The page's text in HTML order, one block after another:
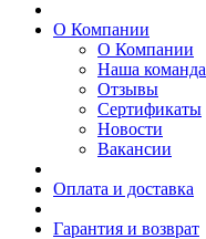
О Компании
О Компании
Наша команда
Отзывы
Сертификаты
Новости
Вакансии
Оплата и доставка
Гарантия и возврат